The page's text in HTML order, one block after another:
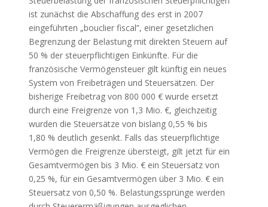
ist zunächst die Abschaffung des erst in 2007
eingeführten „bouclier fiscal”, einer gesetzlichen
Begrenzung der Belastung mit direkten Steuern auf
50 % der steuerpflichtigen Einkünfte. Für die
französische Vermögensteuer gilt künftig ein neues
System von Freibeträgen und Steuersätzen. Der
bisherige Freibetrag von 800 000 € wurde ersetzt
durch eine Freigrenze von 1,3 Mio. €, gleichzeitig
wurden die Steuersätze von bislang 0,55 % bis
1,80 % deutlich gesenkt. Falls das steuerpflichtige
Vermögen die Freigrenze übersteigt, gilt jetzt für ein
Gesamtvermögen bis 3 Mio. € ein Steuersatz von
0,25 %, für ein Gesamtvermögen über 3 Mio. € ein
Steuersatz von 0,50 %. Belastungssprünge werden